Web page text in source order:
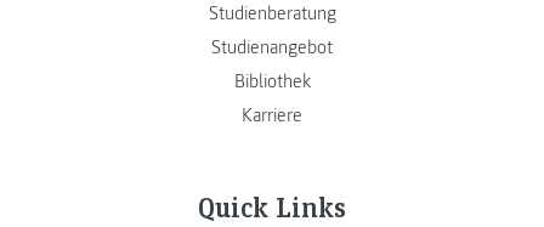
Studienberatung
Studienangebot
Bibliothek
Karriere
Quick Links